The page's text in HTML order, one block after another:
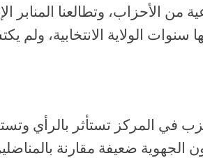
الأحزاب، وتطالعنا المنابر
الولاية الانتخابية، ولم
في المركز تستأثر بالرأي
الجهوية ضعيفة مقارنة